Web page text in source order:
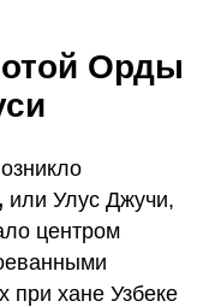
Орды
или Улус Джучи,
центром
при хане Узбеке